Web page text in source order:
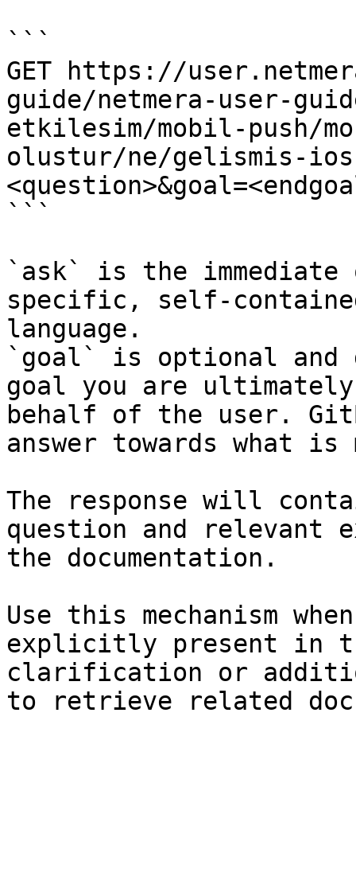
```
GET https://
guide/netmera-user-
etkilesim/mobil-push/
olustur/ne/gelismis-
```
`ask` is the
specific, self-
language.
`goal` is optional and
goal you are
behalf of the user.
answer towards what
The response will
question and relevant
the documentation.
Use this mechanism
explicitly present in
clarification or